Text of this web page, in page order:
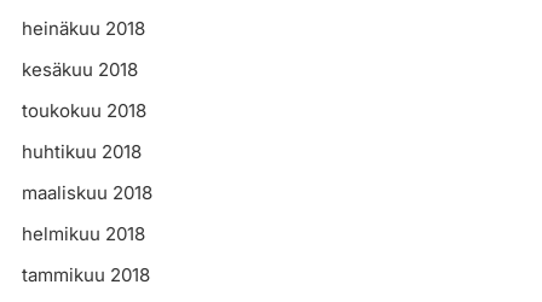
heinäkuu 2018
kesäkuu 2018
toukokuu 2018
huhtikuu 2018
maaliskuu 2018
helmikuu 2018
tammikuu 2018